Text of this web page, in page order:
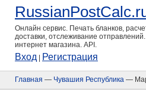
Онлайн сервис. Печать бланков,
доставки, отслеживание
интернет магазина. API.
Вход Регистрация
Главная — Чувашия Республика —